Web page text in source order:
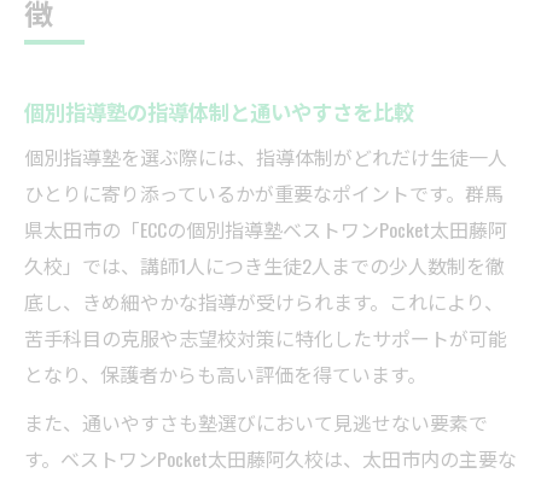
徴
個別指導塾の指導体制と通いやすさを比較
個別指導塾を選ぶ際には、指導体制がどれだけ生徒一人
ひとりに寄り添っているかが重要なポイントです。群馬
県太田市の「ECCの個別指導塾ベストワンPocket太田藤阿
久校」では、講師1人につき生徒2人までの少人数制を徹
底し、きめ細やかな指導が受けられます。これにより、
苦手科目の克服や志望校対策に特化したサポートが可能
となり、保護者からも高い評価を得ています。
また、通いやすさも塾選びにおいて見逃せない要素で
す。ベストワンPocket太田藤阿久校は、太田市内の主要な